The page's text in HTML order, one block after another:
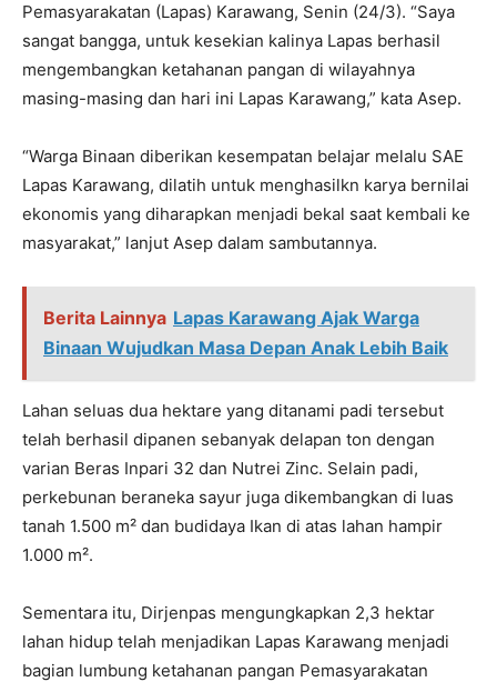
Pemasyarakatan (Lapas) Karawang, Senin (24/3). “Saya
sangat bangga, untuk kesekian kalinya Lapas berhasil
mengembangkan ketahanan pangan di wilayahnya
masing-masing dan hari ini Lapas Karawang,” kata Asep.
“Warga Binaan diberikan kesempatan belajar melalu SAE
Lapas Karawang, dilatih untuk menghasilkn karya bernilai
ekonomis yang diharapkan menjadi bekal saat kembali ke
masyarakat,” lanjut Asep dalam sambutannya.
Berita Lainnya Lapas Karawang Ajak Warga
Binaan Wujudkan Masa Depan Anak Lebih Baik
Lahan seluas dua hektare yang ditanami padi tersebut
telah berhasil dipanen sebanyak delapan ton dengan
varian Beras Inpari 32 dan Nutrei Zinc. Selain padi,
perkebunan beraneka sayur juga dikembangkan di luas
tanah 1.500 m² dan budidaya Ikan di atas lahan hampir
1.000 m².
Sementara itu, Dirjenpas mengungkapkan 2,3 hektar
lahan hidup telah menjadikan Lapas Karawang menjadi
bagian lumbung ketahanan pangan Pemasyarakatan